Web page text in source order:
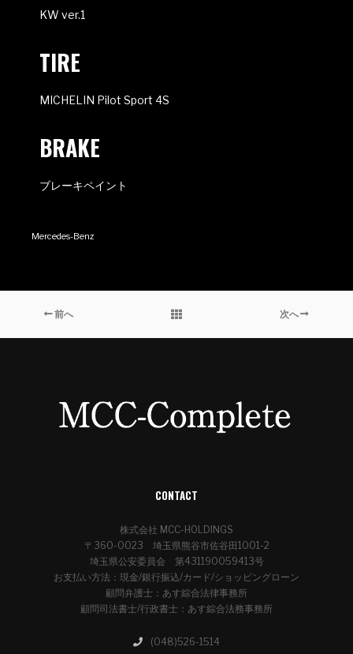
KW ver.1
TIRE
MICHELIN Pilot Sport 4S
BRAKE
ブレーキペイント
Mercedes-Benz
前へ 次へ
CONTACT
株式会社 MCC-HOLDINGS
〒360-0023 埼玉県熊谷市佐谷田1001-2
埼玉県公安委員会 第431190059413号
お支払い方法：現金/銀行振込/カード/ショッピングローン
顧問弁護士：あす綜合法律事務所
顧問司法書士/行政書士：あす綜合法務事務所
(048)526-1514